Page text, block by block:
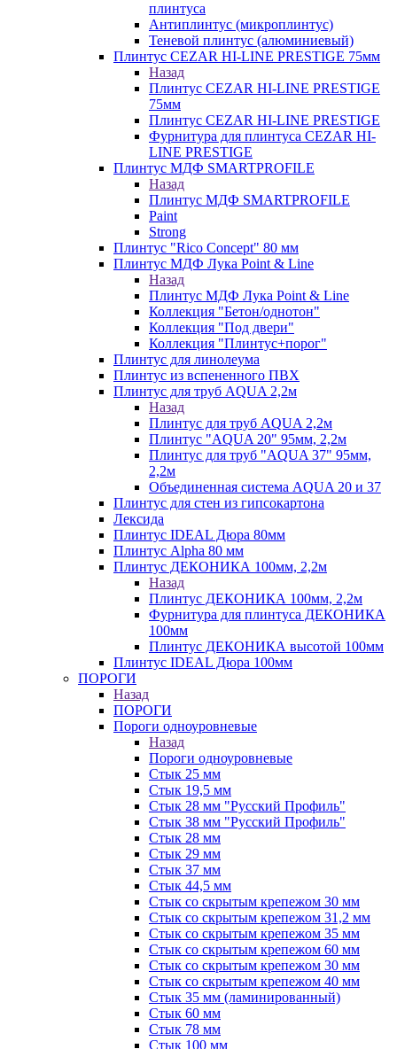
плинтуса
Антиплинтус (микроплинтус)
Теневой плинтус (алюминиевый)
Плинтус CEZAR HI-LINE PRESTIGE 75мм
Назад
Плинтус CEZAR HI-LINE PRESTIGE
75мм
Плинтус CEZAR HI-LINE PRESTIGE
Фурнитура для плинтуса CEZAR HI-
LINE PRESTIGE
Плинтус МДФ SMARTPROFILE
Назад
Плинтус МДФ SMARTPROFILE
Paint
Strong
Плинтус "Rico Concept" 80 мм
Плинтус МДФ Лука Point & Line
Назад
Плинтус МДФ Лука Point & Line
Коллекция "Бетон/однотон"
Коллекция "Под двери"
Коллекция "Плинтус+порог"
Плинтус для линолеума
Плинтус из вспененного ПВХ
Плинтус для труб AQUA 2,2м
Назад
Плинтус для труб AQUA 2,2м
Плинтус "AQUA 20" 95мм, 2,2м
Плинтус для труб "AQUA 37" 95мм,
2,2м
Объединенная система AQUA 20 и 37
Плинтус для стен из гипсокартона
Лексида
Плинтус IDEAL Дюра 80мм
Плинтус Alpha 80 мм
Плинтус ДЕКОНИКА 100мм, 2,2м
Назад
Плинтус ДЕКОНИКА 100мм, 2,2м
Фурнитура для плинтуса ДЕКОНИКА
100мм
Плинтус ДЕКОНИКА высотой 100мм
Плинтус IDEAL Дюра 100мм
ПОРОГИ
Назад
ПОРОГИ
Пороги одноуровневые
Назад
Пороги одноуровневые
Стык 25 мм
Стык 19,5 мм
Стык 28 мм "Русский Профиль"
Стык 38 мм "Русский Профиль"
Стык 28 мм
Стык 29 мм
Стык 37 мм
Стык 44,5 мм
Стык со скрытым крепежом 30 мм
Стык со скрытым крепежом 31,2 мм
Стык со скрытым крепежом 35 мм
Стык со скрытым крепежом 60 мм
Стык со скрытым крепежом 30 мм
Стык со скрытым крепежом 40 мм
Стык 35 мм (ламинированный)
Стык 60 мм
Стык 78 мм
Стык 100 мм